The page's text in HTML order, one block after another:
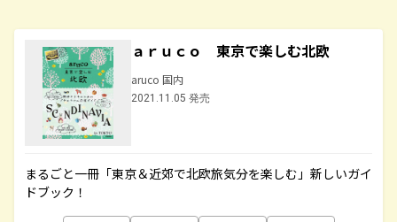
ａｒｕｃｏ 東京で楽しむ北欧
aruco 国内
2021.11.05 発売
まるごと一冊「東京＆近郊で北欧旅気分を楽しむ」新しいガイ
ドブック！